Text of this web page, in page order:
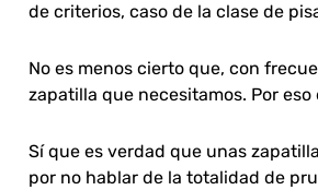
de criterios, caso de la clase de
No es menos cierto que, con
zapatilla que necesitamos. Por
Sí que es verdad que unas
por no hablar de la totalidad de